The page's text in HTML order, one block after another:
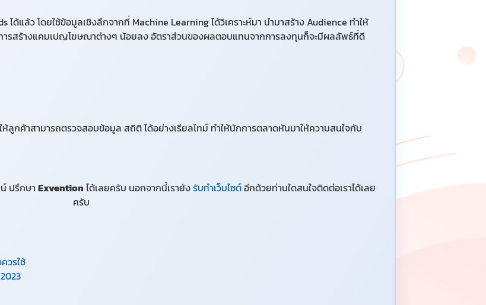
ด้แล้ว โดยใช้ข้อมูลเชิงลึกจากที่ Machine Learning ได้วิเคราะห์มา นำมาสร้าง Audience ทำให้
รสร้างแคมเปญโฆษณาต่างๆ น้อยลง อัตราส่วนของผลตอบแทนจากการลงทุนก็จะมีผลลัพธ์ที่ดี
ลูกค้าสามารถตรวจสอบข้อมูล สถิติ ได้อย่างเรียลไทม์ ทำให้นักการตลาดหันมาให้ความสนใจกับ
ปรึกษา Exventionได้เลยครับ นอกจากนี้เรายังรับทำเว็บไซต์อีกด้วยท่านใดสนใจติดต่อเราได้เลย
ครับ
วรใช้